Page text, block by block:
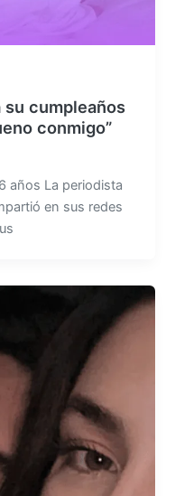
su cumpleaños
conmigo”
años La periodista
en sus redes